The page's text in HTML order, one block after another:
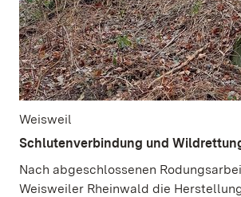
Weisweil
Schlutenverbindung und
Nach abgeschlossenen
Weisweiler Rheinwald die